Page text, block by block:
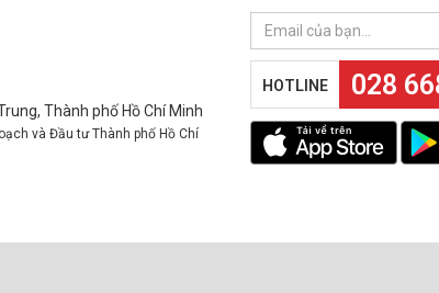
Thành phố Hồ Chí Minh
và Đầu tư Thành phố Hồ Chí
HOTLINE 028